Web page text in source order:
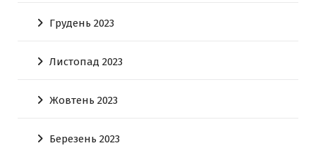
Грудень 2023
Листопад 2023
Жовтень 2023
Березень 2023